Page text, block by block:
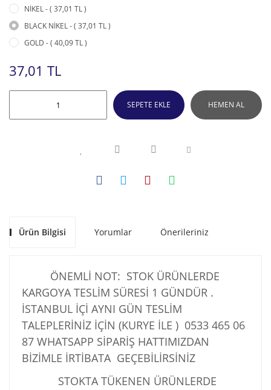
NİKEL - ( 37,01 TL )
BLACK NİKEL - ( 37,01 TL )
GOLD - ( 40,09 TL )
37,01 TL
SEPETE EKLE HEMEN AL
Ürün Bilgisi Yorumlar Önerileriniz
ÖNEMLİ NOT: STOK ÜRÜNLERDE
KARGOYA TESLİM SÜRESİ 1 GÜNDÜR .
İSTANBUL İÇİ AYNI GÜN TESLİM
TALEPLERİNİZ İÇİN (KURYE İLE ) 0533 465 06
87 WHATSAPP SİPARİŞ HATTIMIZDAN
BİZİMLE İRTİBATA GEÇEBİLİRSİNİZ
STOKTA TÜKENEN ÜRÜNLERDE